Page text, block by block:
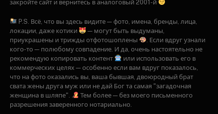
закройте сайт и вернитесь в аналоговый 2001-й
P.S. Всё, что вы здесь видите — фото, имена, бренды, лица,
локации, даже котики
— могут быть выдуманы,
приукрашены и трижды отфотошоплены
. Если вдруг узнали
кого-то — полюбому совпадение. И да, очень настоятельно не
рекомендую копировать контент
или использовать его в
коммерческих целях — особенно если вам вдруг показалось,
что на фото оказались вы, ваша бывшая, двоюродный брат
свата жены друга муж или не дай Бог та самая "загадочная
женщина в шляпе".
Тем более — без моего письменного
разрешения заверенного нотариально.